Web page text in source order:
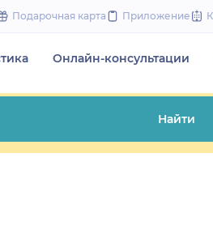
to
Подарочная карта Приложение
Онлайн-консультации
Найти